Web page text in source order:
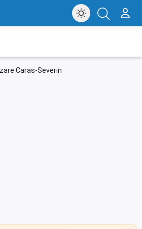
Caras-Severin